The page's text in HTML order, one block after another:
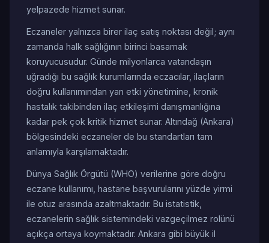
yelpazede hizmet sunar.
Eczaneler yalnızca birer ilaç satış noktası değil; aynı
zamanda halk sağlığının birinci basamak
koruyucusudur. Günde milyonlarca vatandaşın
uğradığı bu sağlık kurumlarında eczacılar, ilaçların
doğru kullanımından yan etki yönetimine, kronik
hastalık takibinden ilaç etkileşimi danışmanlığına
kadar pek çok kritik hizmet sunar. Altındağ (Ankara)
bölgesindeki eczaneler de bu standartları tam
anlamıyla karşılamaktadır.
Dünya Sağlık Örgütü (WHO) verilerine göre doğru
eczane kullanımı, hastane başvurularını yüzde yirmi
ile otuz arasında azaltmaktadır. Bu istatistik,
eczanelerin sağlık sistemindeki vazgeçilmez rolünü
açıkça ortaya koymaktadır. Ankara gibi büyük il